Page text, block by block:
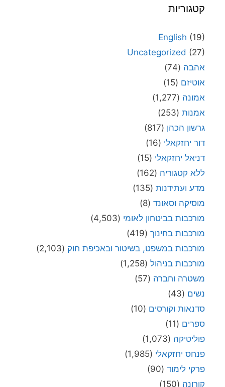
קטגוריות
English (19)
Uncategorized (27)
אהבה (74)
אוטיזם (15)
אמונה (1,277)
אמנות (253)
גרשון הכהן (817)
דור יחזקאלי (16)
דניאל יחזקאלי (15)
ללא קטגוריה (162)
מדע ועתידנות (135)
מוסיקה וסאונד (8)
מורכבות בביטחון לאומי (4,503)
מורכבות בחינוך (419)
מורכבות במשפט, בשיטור ובאכיפת חוק (2,103)
מורכבות בניהול (1,258)
משטרה וחברה (57)
נשים (43)
סדנאות וקורסים (10)
ספרים (11)
פוליטיקה (1,073)
פנחס יחזקאלי (1,985)
פרקי לימוד (90)
קורונה (150)